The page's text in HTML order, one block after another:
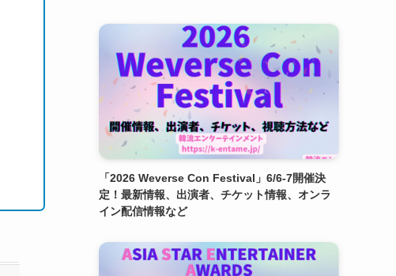
「2026 Weverse Con Festival」6/6-7開催決
定！最新情報、出演者、チケット情報、オンラ
イン配信情報など